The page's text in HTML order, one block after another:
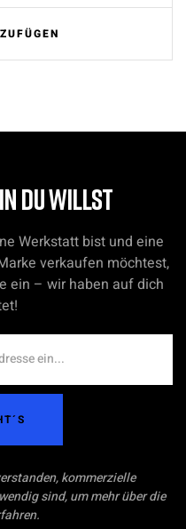
DU WILLST
Werkstatt bist und eine
verkaufen möchtest,
ein – wir haben auf dich
kommerzielle
sind, um mehr über die